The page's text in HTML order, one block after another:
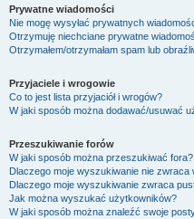
Prywatne wiadomości
Nie mogę wysyłać prywatnych
Otrzymuję niechciane prywatne
Otrzymałem/otrzymałam spam lub
Przyjaciele i wrogowie
Co to jest lista przyjaciół i wrogów?
W jaki sposób można dodawać/usuwać
Przeszukiwanie forów
W jaki sposób można przeszukiwać fora?
Dlaczego moje wyszukiwanie nie zwraca
Dlaczego moje wyszukiwanie zwraca
Jak można wyszukać użytkowników?
W jaki sposób można znaleźć swoje